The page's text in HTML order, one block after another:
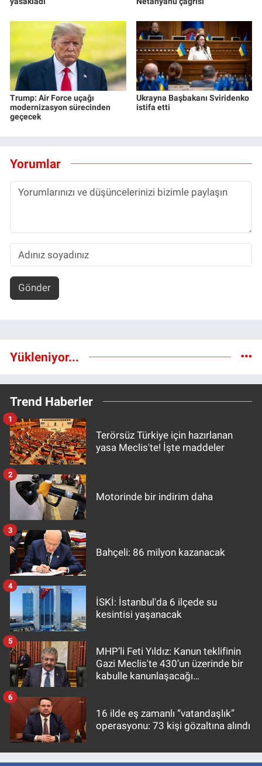
Trump: Air Force uçağı
modernizasyon sürecinden
geçecek
Ukrayna Başbakanı Sviridenko
istifa etti
Yorumlar
Gönder
Yükleniyor...
Trend Haberler
Terörsüz Türkiye için hazırlanan
yasa Meclis'te! İşte maddeler
1
Motorinde bir indirim daha
2
Bahçeli: 86 milyon kazanacak
3
İSKİ: İstanbul'da 6 ilçede su
kesintisi yaşanacak
4
MHP’li Feti Yıldız: Kanun teklifinin
Gazi Meclis'te 430’un üzerinde bir
kabulle kanunlaşacağı
5
16 ilde eş zamanlı “vatandaşlık”
operasyonu: 73 kişi gözaltına alındı
6